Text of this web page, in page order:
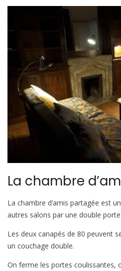
La chambre
La chambre d’amis partagée est
autres salons par une double
Les deux canapés de 80 peuvent
un couchage double.
On ferme les portes coulissantes,